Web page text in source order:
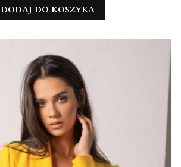
DODAJ DO KOSZYKA